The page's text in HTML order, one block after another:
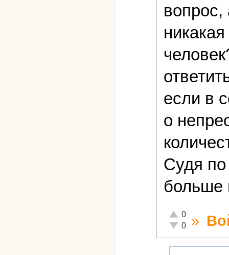
вопрос,
если в
о
Судя по
больше
Отлично!
0
Неадекватно!
0 »